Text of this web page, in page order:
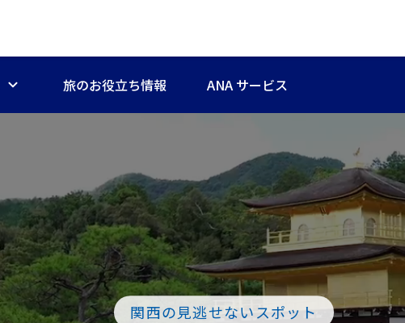
旅のお役立ち情報 ANA サービス
関西の見逃せないスポット